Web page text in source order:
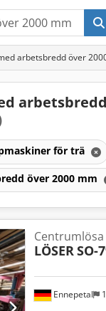
arbetsbredd över
för trä
över 2000 mm
Ennepetal
LÖSERSO-